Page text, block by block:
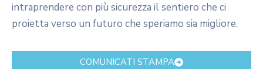
intraprendere con più sicurezza il sentiero che ci
proietta verso un futuro che speriamo sia migliore.
COMUNICATI STAMPA